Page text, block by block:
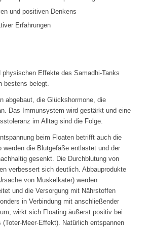
und positiven Denkens
Erfahrungen
Effekte des Samadhi-Tanks
bestens belegt.
abgebaut, die Glückshormone, die
Das Immunsystem wird gestärkt und eine
im Alltag sind die Folge.
beim Floaten betrifft auch die
werden die Blutgefäße entlastet und der
gesenkt. Die Durchblutung von
verbessert sich deutlich. Abbauprodukte
von Muskelkater) werden
und die Versorgung mit Nährstoffen
in Verbindung mit anschließender
wirkt sich Floating äußerst positiv bei
Meer-Effekt). Natürlich entspannen